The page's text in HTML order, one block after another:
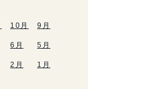
10月 9月
6月 5月
2月 1月